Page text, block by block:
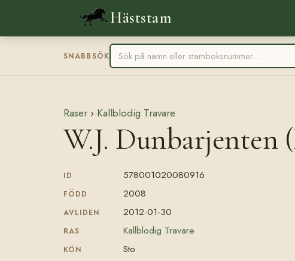
Häststam
SNABBSÖK
Raser › Kallblodig Travare
W.J. Dunbarjenten
ID 578001020080916
FÖDD 2008
AVLIDEN 2012-01-30
RAS Kallblodig Travare
KÖN Sto